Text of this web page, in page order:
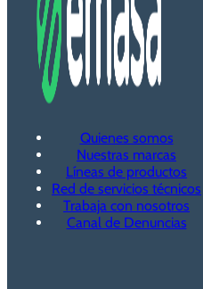
Quienes somos
Nuestras marcas
Líneas de productos
Red de servicios técnicos
Trabaja con nosotros
Canal de Denuncias